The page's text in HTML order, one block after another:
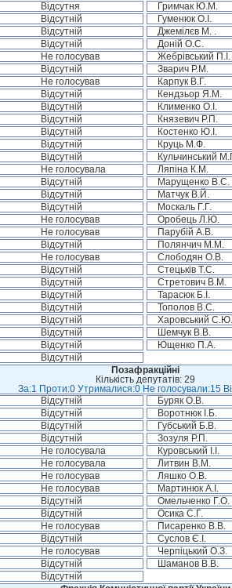
Відсутня Гримчак Ю.М.
Відсутній Гуменюк О.І.
Відсутній Джемілєв М. .
Відсутній Доній О.С.
Не голосував Жебрівський П.І.
Відсутній Зварич Р.М.
Не голосував Карпук В.Г.
Відсутній Кендзьор Я.М.
Відсутній Клименко О.І.
Відсутній Князевич Р.П.
Відсутній Костенко Ю.І.
Відсутній Круць М.Ф.
Відсутній Кульчинський
Не голосувала Ляпіна К.М.
Відсутній Марущенко В.С.
Відсутній Матчук В.Й.
Відсутній Москаль Г.Г.
Не голосував Оробець Л.Ю.
Не голосував Парубій А.В.
Відсутній Полянчич М.М.
Не голосував Слободян О.В.
Відсутній Стецьків Т.С.
Відсутній Стретович В.М.
Відсутній Тарасюк Б.І.
Відсутній Тополов В.С.
Відсутній Харовський С.Ю.
Відсутній Шемчук В.В.
Відсутній Ющенко П.А.
Відсутній
Позафракційні
Кількість депутатів: 29
За:1 Проти:0 Утрималися:0 Не голосували:15
Відсутній Буряк О.В.
Відсутній Воротнюк І.Б.
Відсутній Губський Б.В.
Відсутній Зозуля Р.П.
Не голосувала Куровський І.І.
Не голосувала Литвин В.М.
Не голосував Ляшко О.В.
Не голосував Мартинюк А.І.
Відсутній Омельченко Г.О.
Відсутній Осика С.Г.
Не голосував Писаренко В.В.
Відсутній Суслов Є.І.
Не голосував Черпіцький О.З.
Відсутній Шаманов В.В.
Відсутній